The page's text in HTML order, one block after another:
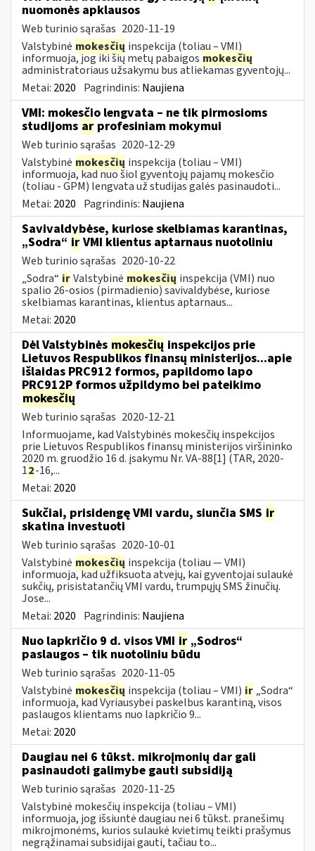
nuomonės apklausos
Web turinio sąrašas 2020-11-19
Valstybinė mokesčių inspekcija (toliau – VMI)
informuoja, jog iki šių metų pabaigos mokesčių
administratoriaus užsakymu bus atliekamas gyventojų...
Metai: 2020 Pagrindinis: Naujiena
VMI: mokesčio lengvata – ne tik pirmosioms
studijoms ar profesiniam mokymui
Web turinio sąrašas 2020-12-29
Valstybinė mokesčių inspekcija (toliau – VMI)
informuoja, kad nuo šiol gyventojų pajamų mokesčio
(toliau - GPM) lengvata už studijas galės pasinaudoti...
Metai: 2020 Pagrindinis: Naujiena
Savivaldybėse, kuriose skelbiamas karantinas,
„Sodra“ ir VMI klientus aptarnaus nuotoliniu
Web turinio sąrašas 2020-10-22
„Sodra“ irValstybinė mokesčių inspekcija (VMI) nuo
spalio 26-osios (pirmadienio) savivaldybėse, kuriose
skelbiamas karantinas, klientus aptarnaus...
Metai: 2020
Dėl Valstybinės mokesčių inspekcijos prie
Lietuvos Respublikos finansų ministerijos...apie
išlaidas PRC912 formos, papildomo lapo
PRC912P formos užpildymo bei pateikimo
mokesčių
Web turinio sąrašas 2020-12-21
Informuojame, kad Valstybinės mokesčių inspekcijos
prie Lietuvos Respublikos finansų ministerijos viršininko
2020 m. gruodžio 16 d. įsakymu Nr. VA-88[1] (TAR, 2020-
12-16,...
Metai: 2020
Sukčiai, prisidengę VMI vardu, siunčia SMS ir
skatina investuoti
Web turinio sąrašas 2020-10-01
Valstybinė mokesčių inspekcija (toliau — VMI)
informuoja, kad užfiksuota atvejų, kai gyventojai sulaukė
sukčių, prisistatančių VMI vardu, trumpųjų SMS žinučių.
Jose...
Metai: 2020 Pagrindinis: Naujiena
Nuo lapkričio 9 d. visos VMI ir „Sodros“
paslaugos – tik nuotoliniu būdu
Web turinio sąrašas 2020-11-05
Valstybinė mokesčių inspekcija (toliau – VMI) ir„Sodra“
informuoja, kad Vyriausybei paskelbus karantiną, visos
paslaugos klientams nuo lapkričio 9...
Metai: 2020
Daugiau nei 6 tūkst. mikroįmonių dar gali
pasinaudoti galimybe gauti subsidiją
Web turinio sąrašas 2020-11-25
Valstybinė mokesčių inspekcija (toliau – VMI)
informuoja, jog išsiuntė daugiau nei 6 tūkst. pranešimų
mikroįmonėms, kurios sulaukė kvietimų teikti prašymus
negrąžinamai subsidijai gauti, tačiau to...